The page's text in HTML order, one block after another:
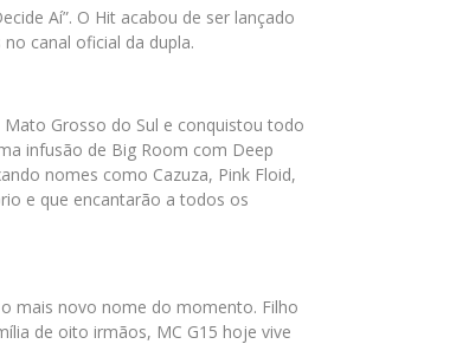
Aí”. O Hit acabou de ser lançado
canal oficial da dupla.
Grosso do Sul e conquistou todo
infusão de Big Room com Deep
nomes como Cazuza, Pink Floid,
e que encantarão a todos os
mais novo nome do momento. Filho
de oito irmãos, MC G15 hoje vive